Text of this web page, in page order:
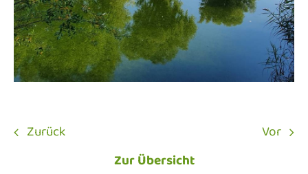
Zurück
Vor
Zur Übersicht